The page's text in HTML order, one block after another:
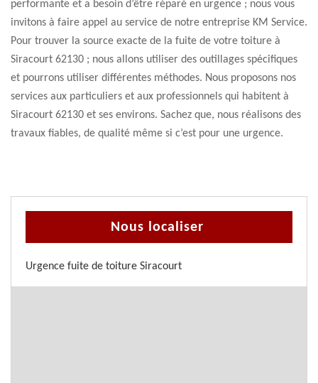
performante et a besoin d’être réparé en urgence ; nous vous
invitons à faire appel au service de notre entreprise KM Service.
Pour trouver la source exacte de la fuite de votre toiture à
Siracourt 62130 ; nous allons utiliser des outillages spécifiques
et pourrons utiliser différentes méthodes. Nous proposons nos
services aux particuliers et aux professionnels qui habitent à
Siracourt 62130 et ses environs. Sachez que, nous réalisons des
travaux fiables, de qualité même si c’est pour une urgence.
Nous localiser
Urgence fuite de toiture Siracourt